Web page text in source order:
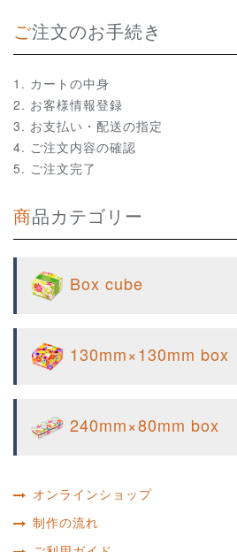
ご注文のお手続き
カートの中身
お客様情報登録
お支払い・配送の指定
ご注文内容の確認
ご注文完了
商品カテゴリー
Box cube
130mm×130mm box
240mm×80mm box
オンラインショップ
制作の流れ